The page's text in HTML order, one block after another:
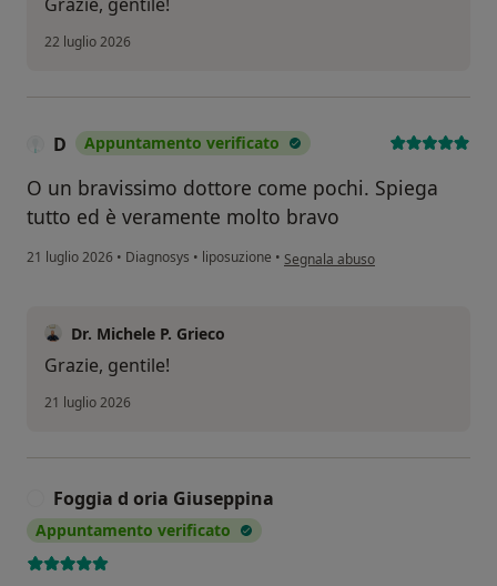
22 luglio 2026
D Appuntamento verificato
O un bravissimo dottore come pochi. Spiega
tutto ed è veramente molto bravo
21 luglio 2026 • Diagnosys • liposuzione • secondo l'opinione dell'utente D
Segnala abuso
Dr. Michele P. Grieco
Grazie, gentile!
21 luglio 2026
Foggia d oria Giuseppina
Appuntamento verificato